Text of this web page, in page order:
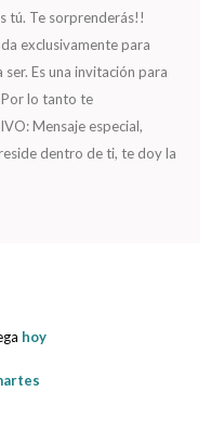
tú. Te sorprenderás!!
exclusivamente para
Es una invitación para
lo tanto te
Mensaje especial,
dentro de ti, te doy la
hoy